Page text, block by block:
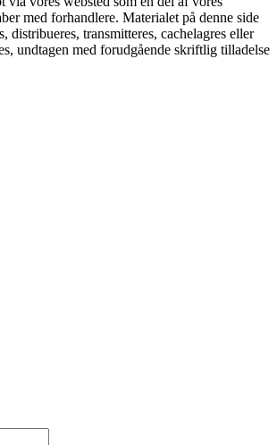
med forhandlere. Materialet på denne side
distribueres, transmitteres, cachelagres eller
undtagen med forudgående skriftlig tilladelse